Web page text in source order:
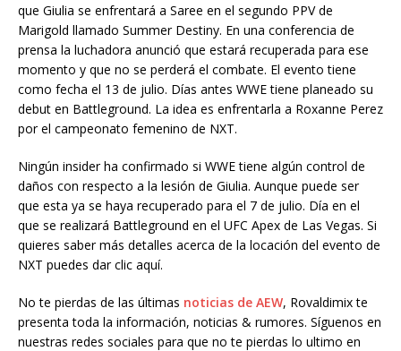
que Giulia se enfrentará a Saree en el segundo PPV de
Marigold llamado Summer Destiny. En una conferencia de
prensa la luchadora anunció que estará recuperada para ese
momento y que no se perderá el combate. El evento tiene
como fecha el 13 de julio. Días antes WWE tiene planeado su
debut en Battleground. La idea es enfrentarla a Roxanne Perez
por el campeonato femenino de NXT.
Ningún insider ha confirmado si WWE tiene algún control de
daños con respecto a la lesión de Giulia. Aunque puede ser
que esta ya se haya recuperado para el 7 de julio. Día en el
que se realizará Battleground en el UFC Apex de Las Vegas. Si
quieres saber más detalles acerca de la locación del evento de
NXT puedes dar clic aquí.
No te pierdas de las últimas noticias de AEW, Rovaldimix te
presenta toda la información, noticias & rumores. Síguenos en
nuestras redes sociales para que no te pierdas lo ultimo en